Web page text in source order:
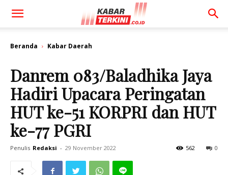
Beranda Kabar Daerah
Danrem 083/Baladhika Jaya
Hadiri Upacara Peringatan
HUT ke-51 KORPRI dan HUT
ke-77 PGRI
Penulis Redaksi - 29 November 2022 0
562